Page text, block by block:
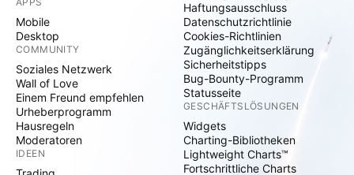
Mobile
Desktop
COMMUNITY
Soziales Netzwerk
Wall of Love
Einem Freund empfehlen
Urheberprogramm
Hausregeln
Moderatoren
IDEEN
Haftungsausschluss
Datenschutzrichtlinie
Cookies-Richtlinien
Zugänglichkeitserklärung
Sicherheitstipps
Bug-Bounty-Programm
Statusseite
GESCHÄFTSLÖSUNGEN
Widgets
Charting-Bibliotheken
Lightweight Charts™
Fortschrittliche Charts